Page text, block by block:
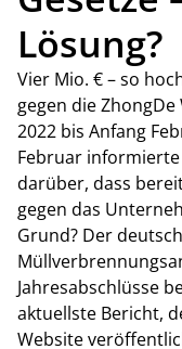
Lösung?
Vier Mio. € ­– so
gegen die
2022 bis Anfang
Februar
darüber, dass
gegen das
Grund? Der
Jahresabschlüsse
aktuellste Bericht,
Website